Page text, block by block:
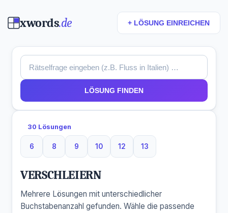
xwords.de + LÖSUNG EINREICHEN
LÖSUNG FINDEN
30 Lösungen
6
6 Buchstaben
8
8 Buchstaben
9
9 Buchstaben
10
10 Buchstaben
12
12 Buchstaben
13
13 Buchstaben
VERSCHLEIERN
Mehrere Lösungen mit unterschiedlicher
Buchstabenanzahl gefunden. Wähle die passende